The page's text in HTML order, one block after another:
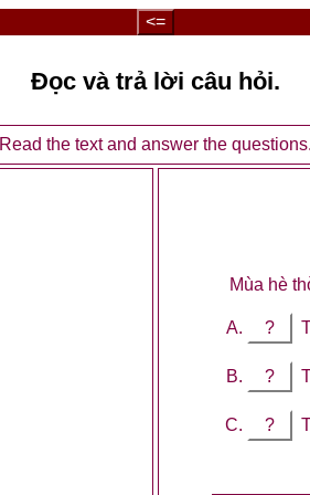
<=
Đọc và trả lời câu hỏi.
Read the text and answer the questions.
Mùa hè
?
?
?